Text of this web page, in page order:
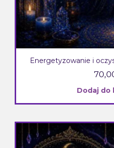
Energetyzowanie i
Dodaj do